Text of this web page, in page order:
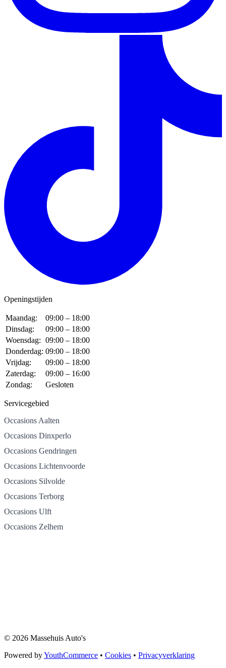
Openingstijden
Maandag:
09:00 – 18:00
Dinsdag:
09:00 – 18:00
Woensdag: 09:00 – 18:00
Donderdag: 09:00 – 18:00
Vrijdag:
09:00 – 18:00
Zaterdag:
09:00 – 16:00
Zondag:
Gesloten
Servicegebied
Occasions Aalten
Occasions Dinxperlo
Occasions Gendringen
Occasions Lichtenvoorde
Occasions Silvolde
Occasions Terborg
Occasions Ulft
Occasions Zelhem
© 2026 Massehuis Auto's
Powered byYouthCommerce • Cookies • Privacyverklaring